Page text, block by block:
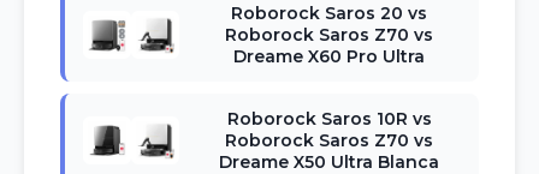
Roborock Saros 20 vs
Roborock Saros Z70 vs
Dreame X60 Pro Ultra
Roborock Saros 10R vs
Roborock Saros Z70 vs
Dreame X50 Ultra Blanca